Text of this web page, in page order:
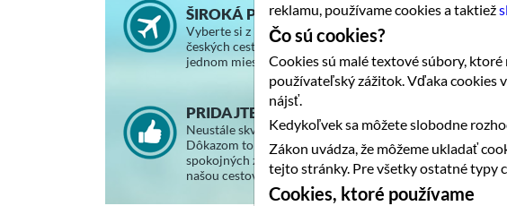
ŠIROKÁ PONUKA ZÁJAZDOV
Vyberte si z ponuky slovenských a
českých cestovných kancelárií na
jednom mieste.
PRIDAJTE SA K SPOKOJNÝM
Neustále skvalitňujeme svoje služby.
Dôkazom toho je stále väčší počet
spokojných zákazníkov, ktorí cestujú s
našou cestovnou agentúrou.
reklamu, používame cookies a taktiež
Čo sú cookies?
Cookies sú malé textové súbory,
používateľský zážitok. Vďaka cookies
nájsť.
Kedykoľvek sa môžete slobodne
Zákon uvádza, že môžeme ukladať
tejto stránky. Pre všetky ostatné typy
Cookies, ktoré používame